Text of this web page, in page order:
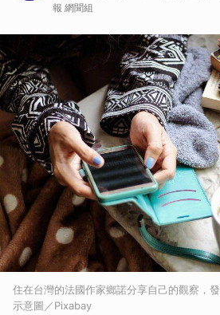
報 網聞組
住在台灣的法國作家鄉諾分享自己的觀察，
示意圖／Pixabay